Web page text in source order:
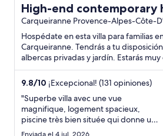
High-end contemporary
exceptional view, air con,
heated pool and jacuzzi
Carqueiranne Provence-Alpes-Côte-
Hospédate en esta villa para familias
Carqueiranne. Tendrás a tu
albercas privadas y jardín. Estarás
atracciones como ...
9.8/10 ¡Excepcional! (131 opiniones)
"Superbe villa avec une vue
magnifique, logement spacieux,
piscine très bien située qui donne un
panorama top, et quartier très calme!
Enviada el 4 jul. 2026